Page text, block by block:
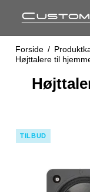
Forside /
Højttalere til
TILBUD